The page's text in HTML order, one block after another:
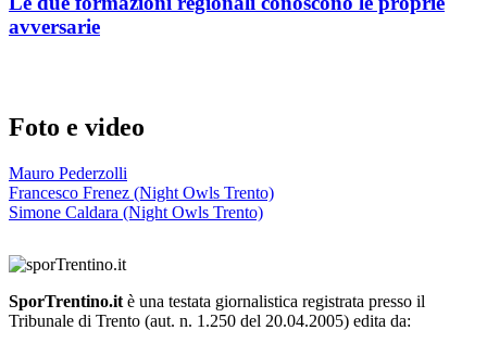
avversarie
Foto e video
Mauro Pederzolli
Francesco Frenez (Night Owls Trento)
Simone Caldara (Night Owls Trento)
SporTrentino.it è una testata giornalistica registrata presso il
Tribunale di Trento (aut. n. 1.250 del 20.04.2005) edita da: